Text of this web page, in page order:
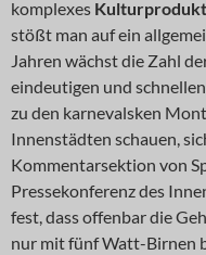
komplexes Kulturprodukt
stößt man auf ein
Jahren wächst die Zahl
eindeutigen und
zu den karnevalsken
Innenstädten schauen,
Kommentarsektion von
Pressekonferenz des
fest, dass offenbar die
nur mit fünf Watt-Birnen